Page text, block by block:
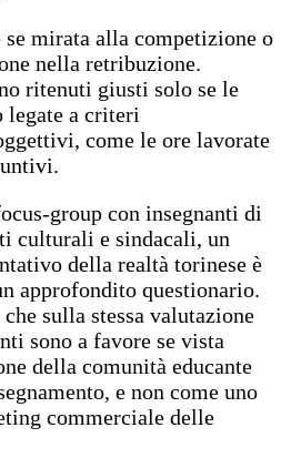
mirata alla competizione o
nella retribuzione.
ritenuti giusti solo se le
legate a criteri
come le ore lavorate
group con insegnanti di
culturali e sindacali, un
della realtà torinese è
approfondito questionario.
sulla stessa valutazione
sono a favore se vista
della comunità educante
e non come uno
commerciale delle